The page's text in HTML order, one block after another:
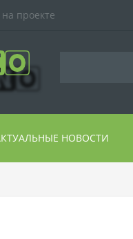
проекте
НОВОСТИ